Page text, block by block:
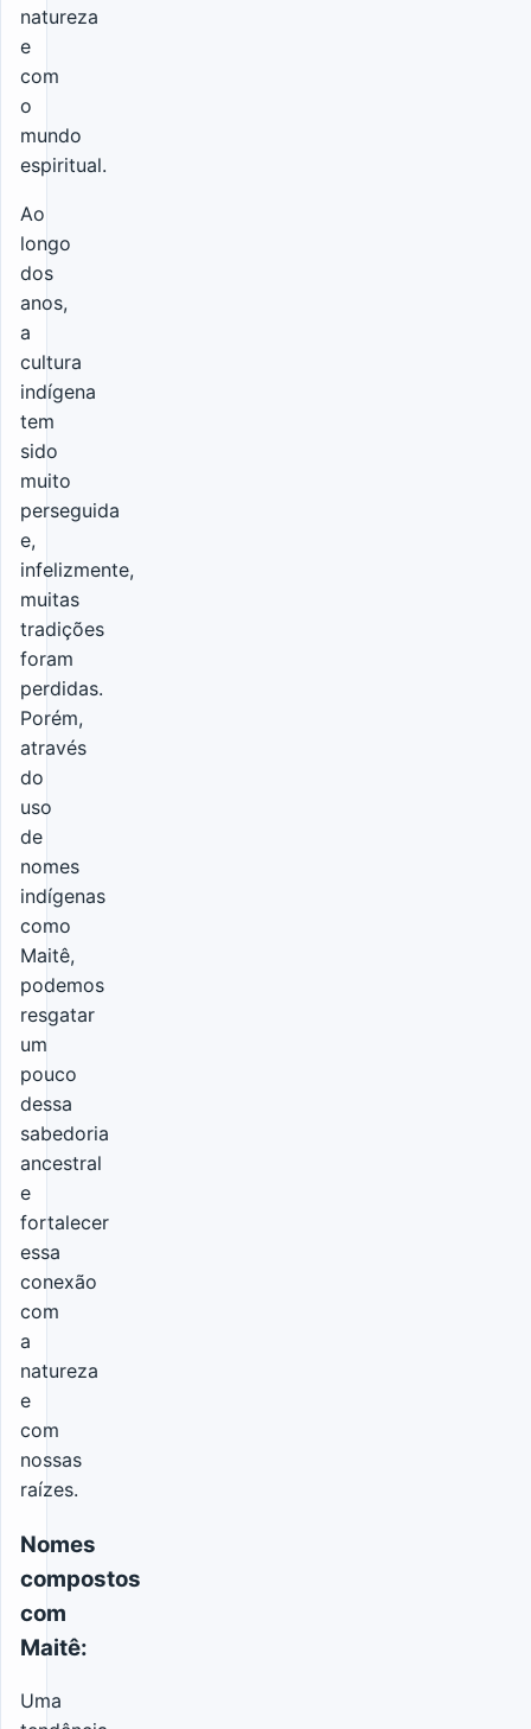
natureza
e
com
o
mundo
espiritual.
Ao
longo
dos
anos,
a
cultura
indígena
tem
sido
muito
perseguida
e,
infelizmente,
muitas
tradições
foram
perdidas.
Porém,
através
do
uso
de
nomes
indígenas
como
Maitê,
podemos
resgatar
um
pouco
dessa
sabedoria
ancestral
e
fortalecer
essa
conexão
com
a
natureza
e
com
nossas
raízes.
Nomes
compostos
com
Maitê:
Uma